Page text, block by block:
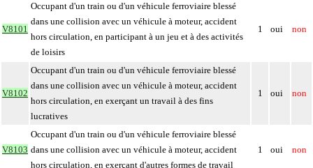
V8101
Occupant d'un train ou d'un véhicule ferroviaire blessé
dans une collision avec un véhicule à moteur, accident
hors circulation, en participant à un jeu et à des activités
de loisirs
1 oui non
V8102
Occupant d'un train ou d'un véhicule ferroviaire blessé
dans une collision avec un véhicule à moteur, accident
hors circulation, en exerçant un travail à des fins
lucratives
1 oui non
V8103
Occupant d'un train ou d'un véhicule ferroviaire blessé
dans une collision avec un véhicule à moteur, accident
hors circulation, en exerçant d'autres formes de travail
1 oui non